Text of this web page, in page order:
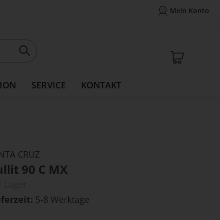
Mein Konto
Mein Konto
SERVICE KONTAKT
CRUZ
90 C MX
5-8 Werktage